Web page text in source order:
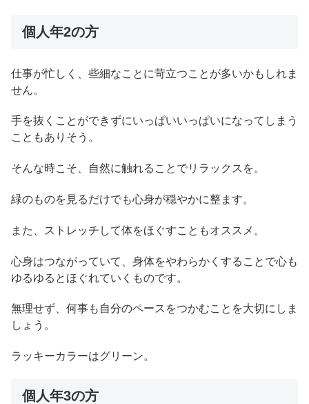
個人年2の方
仕事が忙しく、些細なことに苛立つことが多いかもしれま
せん。
手を抜くことができずにいっぱいいっぱいになってしまう
こともありそう。
そんな時こそ、自然に触れることでリラックスを。
緑のものを見るだけでも心身が穏やかに整ます。
また、ストレッチして体をほぐすこともオススメ。
心身はつながっていて、身体をやわらかくすることで心も
ゆるゆるとほぐれていくものです。
無理せず、何事も自分のペースをつかむことを大切にしま
しょう。
ラッキーカラーはグリーン。
個人年3の方